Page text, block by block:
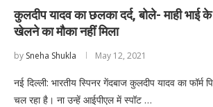
कुलदीप यादव का छलका दर्द, बोले- माही भाई
खेलने का मौका नहीं मिला
by Sneha Shukla May 12, 2021
नई दिल्ली: भारतीय स्पिनर गेंदबाज कुलदीप यादव का
चल रहा है। ना उन्हें आईपीएल में स्पॉट …